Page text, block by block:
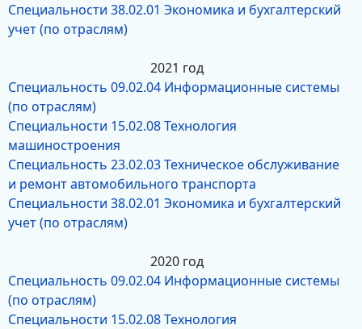
Специальности 38.02.01 Экономика и бухгалтерский
учет (по отраслям)
2021 год
Специальность 09.02.04 Информационные системы
(по отраслям)
Специальности 15.02.08 Технология
машиностроения
Специальность 23.02.03 Техническое обслуживание
и ремонт автомобильного транспорта
Специальности 38.02.01 Экономика и бухгалтерский
учет (по отраслям)
2020 год
Специальность 09.02.04 Информационные системы
(по отраслям)
Специальности 15.02.08 Технология